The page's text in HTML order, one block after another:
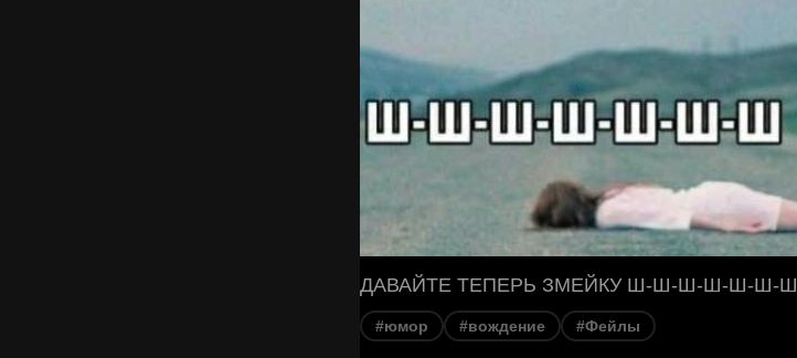
ДАВАЙТЕ ТЕПЕРЬ ЗМЕЙКУ Ш-Ш-Ш-Ш-Ш-Ш-Ш
#юмор #вождение #Фейлы